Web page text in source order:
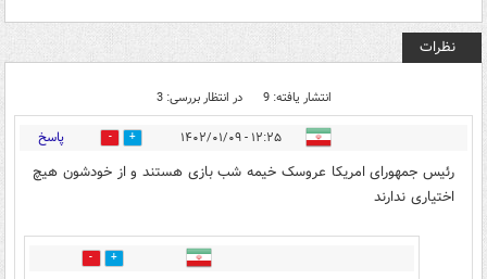
نظرات
انتشار یافته: 9 در انتظار بررسی: 3
۱۲:۲۵ - ۱۴۰۲/۰۱/۰۹ 8 پاسخ
رئیس جمهورای امریکا عروسک خیمه شب بازی هستند و از خودشون هیچ
اختیاری ندارند
0